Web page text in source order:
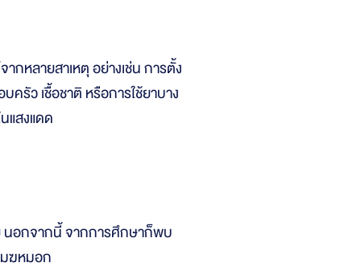
กหลายสาเหตุ อย่างเช่น การตั้ง
รัว เชื้อชาติ หรือการใช้ยาบาง
แสงแดด
’
นอกจากนี้ จากการศึกษาก็พบ
ฆหมอก